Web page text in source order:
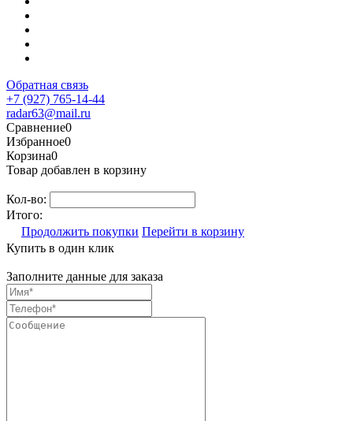
Обратная связь
+7 (927) 765-14-44
radar63@mail.ru
Сравнение0
Избранное0
Корзина0
Товар добавлен в корзину
Кол-во:
Итого:
Продолжить покупки Перейти в корзину
Купить в один клик
Заполните данные для заказа